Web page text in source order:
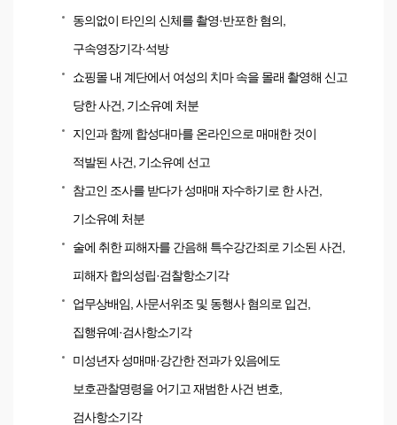
동의없이 타인의 신체를 촬영·반포한 혐의,
구속영장기각·석방
쇼핑몰 내 계단에서 여성의 치마 속을 몰래 촬영해 신고
당한 사건, 기소유예 처분
지인과 함께 합성대마를 온라인으로 매매한 것이
적발된 사건, 기소유예 선고
참고인 조사를 받다가 성매매 자수하기로 한 사건,
기소유예 처분
술에 취한 피해자를 간음해 특수강간죄로 기소된 사건,
피해자 합의성립·검찰항소기각
업무상배임, 사문서위조 및 동행사 혐의로 입건,
집행유예·검사항소기각
미성년자 성매매·강간한 전과가 있음에도
보호관찰명령을 어기고 재범한 사건 변호,
검사항소기각